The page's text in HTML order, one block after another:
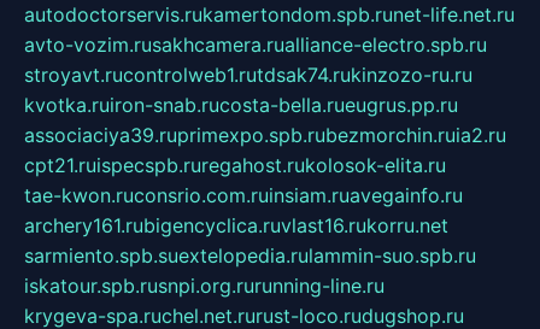
autodoctorservis.rukamertondom.spb.runet-life.net.ru
avto-vozim.rusakhcamera.rualliance-electro.spb.ru
stroyavt.rucontrolweb1.rutdsak74.rukinzozo-ru.ru
kvotka.ruiron-snab.rucosta-bella.rueugrus.pp.ru
associaciya39.ruprimexpo.spb.rubezmorchin.ruia2.ru
cpt21.ruispecspb.ruregahost.rukolosok-elita.ru
tae-kwon.ruconsrio.com.ruinsiam.ruavegainfo.ru
archery161.rubigencyclica.ruvlast16.rukorru.net
sarmiento.spb.suextelopedia.rulammin-suo.spb.ru
iskatour.spb.rusnpi.org.rurunning-line.ru
krygeva-spa.ruchel.net.rurust-loco.rudugshop.ru